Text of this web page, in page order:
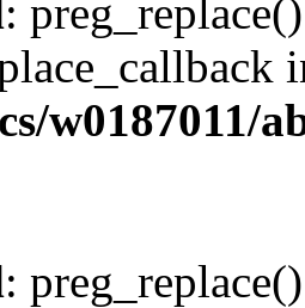
:
w0187011/
: